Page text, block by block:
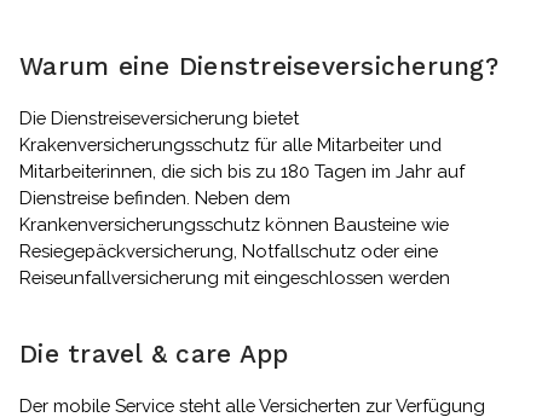
Warum eine Dienstreiseversicherung?
Die Dienstreiseversicherung bietet
Krakenversicherungsschutz für alle Mitarbeiter und
Mitarbeiterinnen, die sich bis zu 180 Tagen im Jahr auf
Dienstreise befinden. Neben dem
Krankenversicherungsschutz können Bausteine wie
Resiegepäckversicherung, Notfallschutz oder eine
Reiseunfallversicherung mit eingeschlossen werden
Die travel & care App
Der mobile Service steht alle Versicherten zur Verfügung